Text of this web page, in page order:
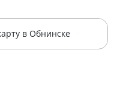
в Обнинске